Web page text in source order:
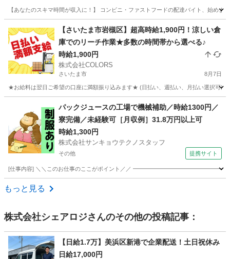
【あなたのスキマ時間が収入に！】 コンビニ・ファストフードの配達バイト、
配送 スタッフ
【さいたま市岩槻区】超高時給1,900円！涼しい倉
庫でのリーチ作業★多数の時間帯から選べる♪
時給1,900円
株式会社COLORS
さいたま市 8月7日
★お給料は翌日ご希望の口座に満額振り込みます★ (日払い、週払い、月払い選択可
倉庫
パックジュースの工場で機械補助／時給1300円／
寮完備／未経験可［月収例］31.8万円以上可
時給1,300円
株式会社サンキョウテクノスタッフ
その他 提携サイト
[仕事内容] ＼＼このお仕事のここがポイント／／ ━━━━━━━━━━━━━━━━━ ◎
埼玉 その他
もっと見る
株式会社シェアロジさんのその他の投稿記事：
【日給1.7万】美浜区新港で企業配送！土日祝休み
日給17,000円